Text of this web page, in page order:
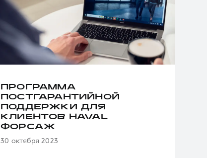
ПРОГРАММА
ПОСТГАРАНТИЙНОЙ
ПОДДЕРЖКИ ДЛЯ
КЛИЕНТОВ HAVAL
ФОРСАЖ
30 октября 2023